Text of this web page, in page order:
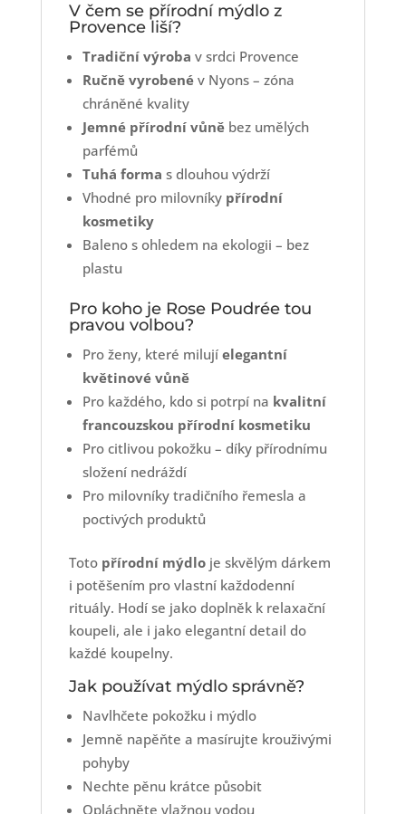
V čem se přírodní mýdlo z
Provence liší?
Tradiční výroba v srdci Provence
Ručně vyrobenév Nyons – zóna
chráněné kvality
Jemné přírodní vůněbez umělých
parfémů
Tuhá forma s dlouhou výdrží
Vhodné pro milovníky přírodní
kosmetiky
Baleno s ohledem na ekologii – bez
plastu
Pro koho je Rose Poudrée tou
pravou volbou?
Pro ženy, které milují elegantní
květinové vůně
Pro každého, kdo si potrpí na kvalitní
francouzskou přírodní kosmetiku
Pro citlivou pokožku – díky přírodnímu
složení nedráždí
Pro milovníky tradičního řemesla a
poctivých produktů
Toto přírodní mýdloje skvělým dárkem
i potěšením pro vlastní každodenní
rituály. Hodí se jako doplněk k relaxační
koupeli, ale i jako elegantní detail do
každé koupelny.
Jak používat mýdlo správně?
Navlhčete pokožku i mýdlo
Jemně napěňte a masírujte krouživými
pohyby
Nechte pěnu krátce působit
Opláchněte vlažnou vodou